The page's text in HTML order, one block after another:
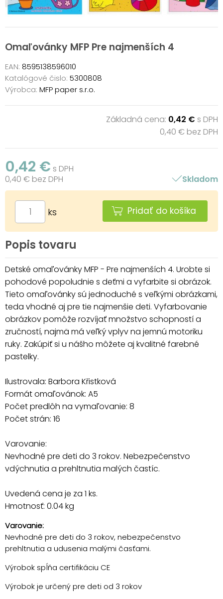
Omaľovánky MFP Pre najmenších 4
EAN: 8595138596010
Katalógové čislo: 5300808
Výrobca: MFP paper s.r.o.
Základná cena: 0,42 € s DPH
0,40 € bez DPH
0,42 € s DPH
0,40 € bez DPH
Skladom
ks Pridať do košíka
Popis tovaru
Detské omaľovánky MFP - Pre najmenších 4. Urobte si
pohodové popoludnie s deťmi a vyfarbite si obrázok.
Tieto omaľovánky sú jednoduché s veľkými obrázkami,
teda vhodné aj pre tie najmenšie deti. Vyfarbovanie
obrázkov pomôže rozvíjať množstvo schopností a
zručností, najmä má veľký vplyv na jemnú motoriku
ruky. Zakúpiť si u nášho môžete aj kvalitné farebné
pastelky.
Ilustrovala: Barbora Křistková
Formát omaľovánok: A5
Počet predlôh na vymaľovanie: 8
Počet strán: 16
Varovanie:
Nevhodné pre deti do 3 rokov. Nebezpečenstvo
vdýchnutia a prehltnutia malých častíc.
Uvedená cena je za 1 ks.
Hmotnosť: 0.04 kg
Varovanie:
Nevhodné pre deti do 3 rokov, nebezpečenstvo
prehltnutia a udusenia malými časťami.
Výrobok spĺňa certifikáciu CE
Výrobok je určený pre deti od 3 rokov